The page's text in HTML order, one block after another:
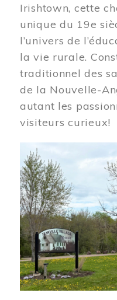
Irishtown, cette
unique du 19e
l’univers de
la vie rurale.
traditionnel des
de la Nouvelle-
autant les
visiteurs curieux!
Image